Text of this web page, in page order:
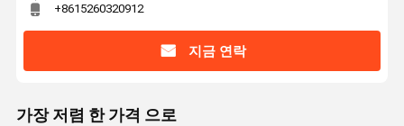
+8615260320912
지금 연락
가장 저렴 한 가격 으로